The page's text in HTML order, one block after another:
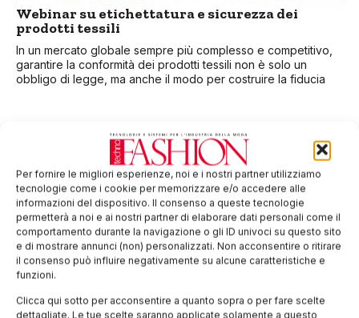
Per fornire le migliori esperienze, noi e i nostri partner utilizziamo
tecnologie come i cookie per memorizzare e/o accedere alle
informazioni del dispositivo. Il consenso a queste tecnologie
permetterà a noi e ai nostri partner di elaborare dati personali come il
comportamento durante la navigazione o gli ID univoci su questo sito
e di mostrare annunci (non) personalizzati. Non acconsentire o ritirare
il consenso può influire negativamente su alcune caratteristiche e
funzioni.
Clicca qui sotto per acconsentire a quanto sopra o per fare scelte
dettagliate. Le tue scelte saranno applicate solamente a questo
Webinar su etichettatura e sicurezza dei
prodotti tessili
In un mercato globale sempre più complesso e competitivo,
garantire la conformità dei prodotti tessili non è solo un
obbligo di legge, ma anche il modo per costruire la fiducia
Circolarità tessile Made in Italy al Parlamento